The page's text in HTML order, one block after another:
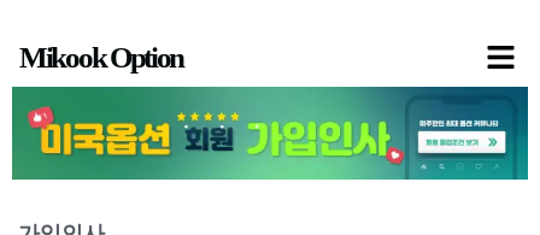
츠
Mikook Option